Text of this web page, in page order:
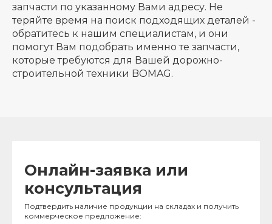
запчасти по указанному Вами адресу. Не
теряйте время на поиск подходящих деталей -
обратитесь к нашим специалистам, и они
помогут Вам подобрать именно те запчасти,
которые требуются для Вашей дорожно-
строительной техники BOMAG.
Онлайн-заявка или
консультация
Подтвердить наличие продукции на складах и получить
коммерческое предложение: